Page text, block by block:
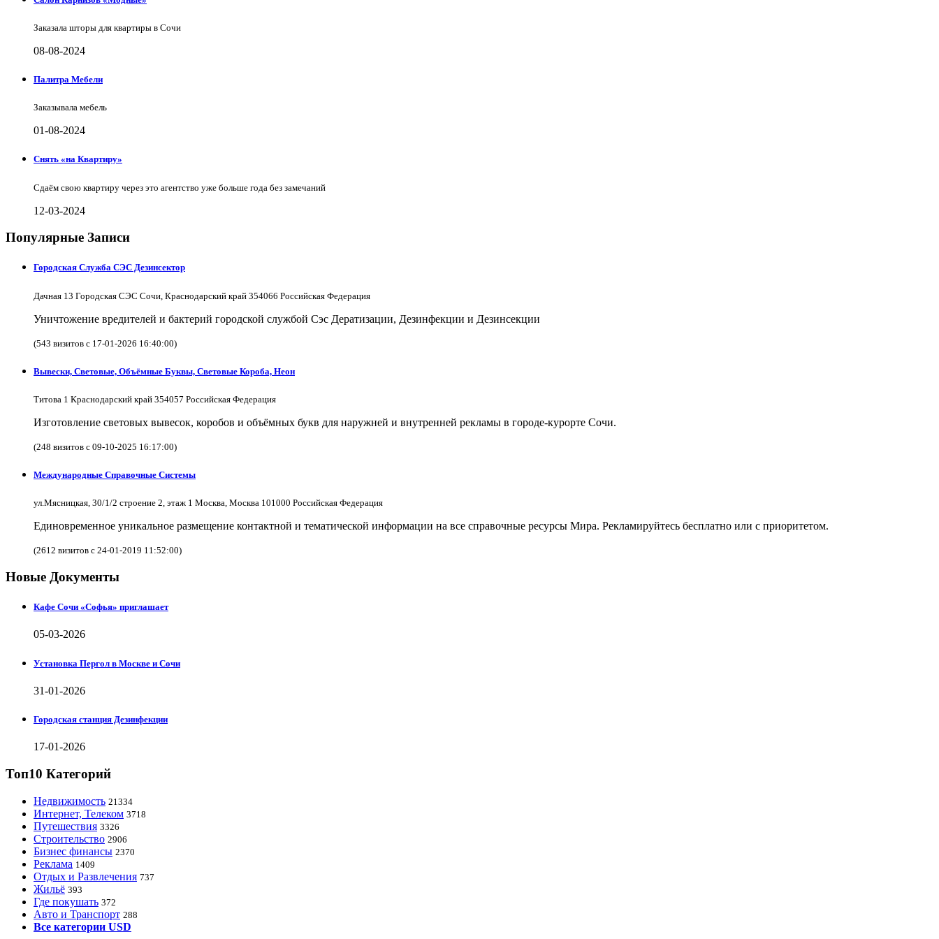
Заказала шторы для квартиры в Сочи
08-08-2024
Палитра Мебели
Заказывала мебель
01-08-2024
Снять «на Квартиру»
Сдаём свою квартиру через это агентство уже больше года без замечаний
12-03-2024
Популярные Записи
Городская Служба СЭС Дезинсектор
Дачная 13 Городская СЭС Сочи, Краснодарский край 354066 Российская Федерация
Уничтожение вредителей и бактерий городской службой Сэс Дератизации, Дезинфекции и Дезинсекции
(543 визитов с 17-01-2026 16:40:00)
Вывески, Световые, Объёмные Буквы, Световые Короба, Неон
Титова 1 Краснодарский край 354057 Российская Федерация
Изготовление световых вывесок, коробов и объёмных букв для наружней и внутренней рекламы в городе-курорте Сочи.
(248 визитов с 09-10-2025 16:17:00)
Международные Справочные Системы
ул.Мясницкая, 30/1/2 строение 2, этаж 1 Москва, Москва 101000 Российская Федерация
Единовременное уникальное размещение контактной и тематической информации на все справочные ресурсы Мира. Рекламируйтесь бесплатно или с приоритетом.
(2612 визитов с 24-01-2019 11:52:00)
Новые Документы
Кафе Сочи «Софья» приглашает
05-03-2026
Установка Пергол в Москве и Сочи
31-01-2026
Городская станция Дезинфекции
17-01-2026
Топ10 Категорий
Недвижимость 21334
Интернет, Телеком 3718
Путешествия 3326
Строительство 2906
Бизнес финансы 2370
Реклама 1409
Отдых и Развлечения 737
Жильё 393
Где покушать 372
Авто и Транспорт 288
Все категории USD